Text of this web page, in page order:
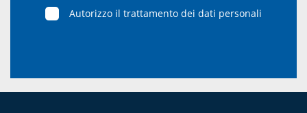
Autorizzo il trattamento dei dati personali